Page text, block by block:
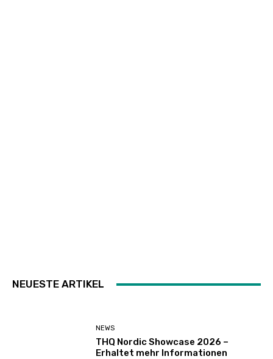
NEUESTE ARTIKEL
NEWS
THQ Nordic Showcase 2026 –
Erhaltet mehr Informationen